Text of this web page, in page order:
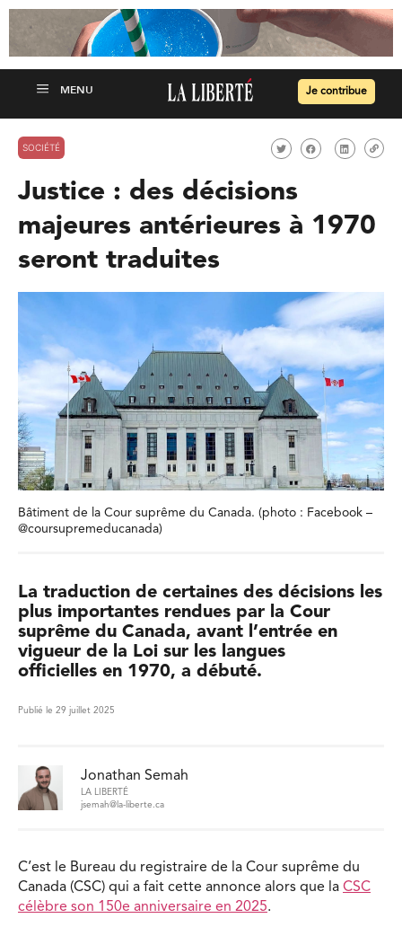
Je contribue
SOCIÉTÉ
Justice : des décisions
majeures antérieures à 1970
seront traduites
Bâtiment de la Cour suprême du Canada. (photo : Facebook –
@coursupremeducanada)
La traduction de certaines des décisions les
plus importantes rendues par la Cour
suprême du Canada, avant l’entrée en
vigueur de la Loi sur les langues
officielles en 1970, a débuté.
Publié le 29 juillet 2025
Jonathan Semah
LA LIBERTÉ
jsemah@la-liberte.ca
C’est le Bureau du registraire de la Cour suprême du
Canada (CSC) qui a fait cette annonce alors que la CSC
célèbre son 150e anniversaire en 2025.